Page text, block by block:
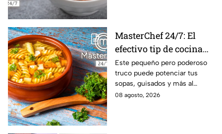
MasterChef 24/7: El
efectivo tip de cocina
de las abuelas para
darle sabor extra al
caldillo
Este pequeño pero poderoso
truco puede potenciar tus
sopas, guisados y más al
máximo.
08 agosto, 2026